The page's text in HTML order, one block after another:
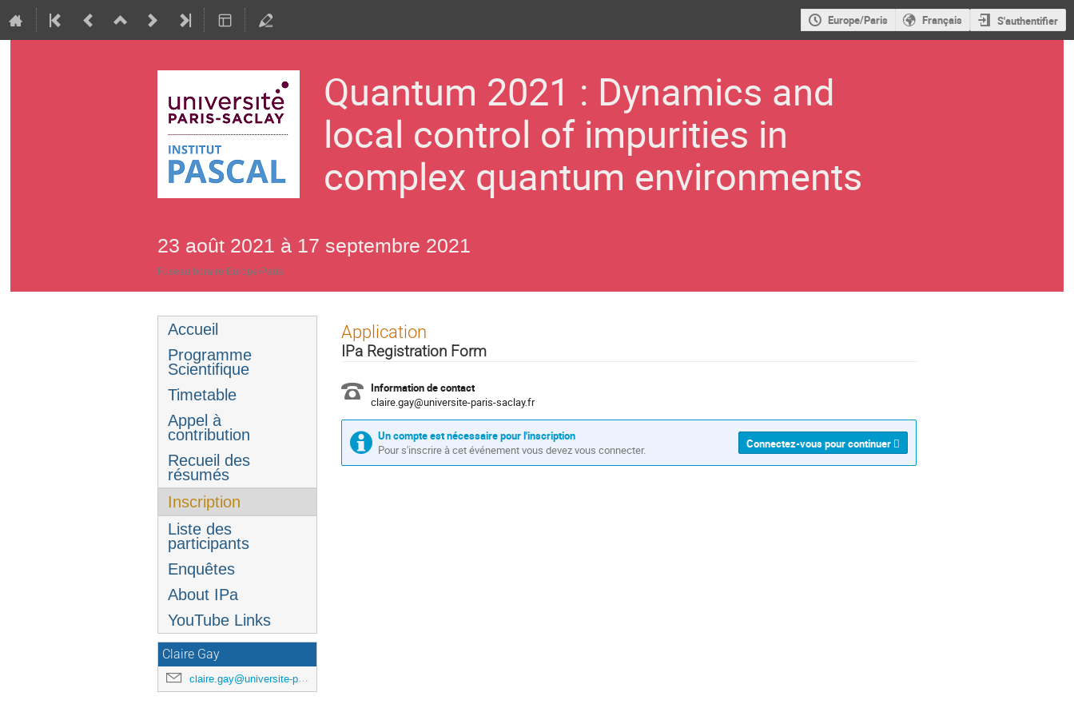
Europe/Paris Français S'authentifier
Quantum 2021 : Dynamics and
local control of impurities in
complex quantum environments
23 août 2021 à 17 septembre 2021
Fuseau horaire Europe/Paris
Menu
de
l'événement
Accueil
Programme
Scientifique
Timetable
Appel à
contribution
Recueil des
résumés
Inscription
Liste des
participants
Enquêtes
About IPa
YouTube Links
Claire Gay
claire.gay@universite-paris-saclay.fr
Application
IPa Registration Form
Information de contact
claire.gay@universite-paris-saclay.fr
Un compte est nécessaire pour l'inscription
Pour s'inscrire à cet événement vous devez vous connecter.
Connectez-vous pour continuer